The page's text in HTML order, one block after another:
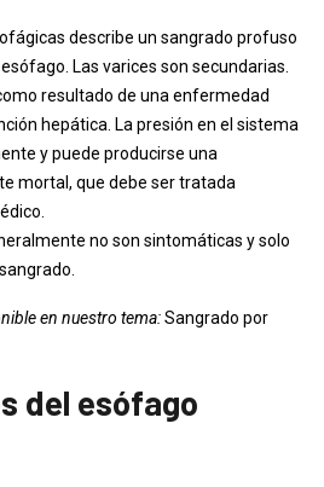
describe un sangrado profuso
Las varices son secundarias.
resultado de una enfermedad
hepática. La presión en el sistema
y puede producirse una
mortal, que debe ser tratada
no son sintomáticas y solo
en nuestro tema:Sangrado por
del esófago